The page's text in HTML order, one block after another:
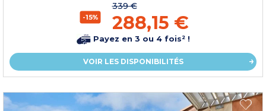
-15%
339 €
288,15 €
Payez en 3 ou 4 fois² !
VOIR LES DISPONIBILITÉS